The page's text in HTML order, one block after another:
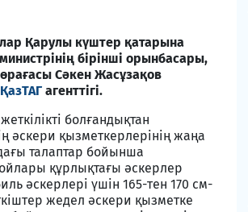
Қарулы күштер қатарына
бірінші орынбасары,
Сәкен Жасұзақов
ҚазТАГ агенттігі.
болғандықтан
әскери қызметкерлерінің жаңа
талаптар бойынша
құрлықтағы әскерлер
әскерлері үшін 165-тен 170 см-
жедел әскери қызметке